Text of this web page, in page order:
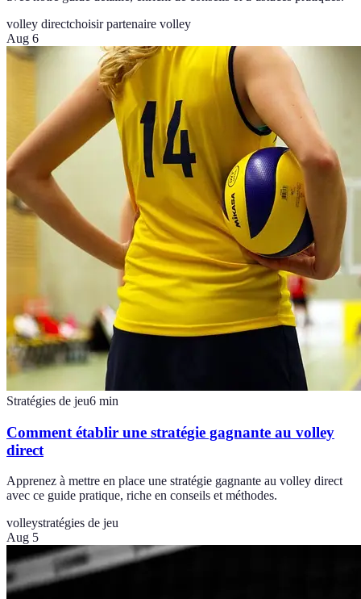
volley directchoisir partenaire volley
Aug 6
Stratégies de jeu6 min
Comment établir une stratégie gagnante au volley
direct
Apprenez à mettre en place une stratégie gagnante au volley direct
avec ce guide pratique, riche en conseils et méthodes.
volleystratégies de jeu
Aug 5